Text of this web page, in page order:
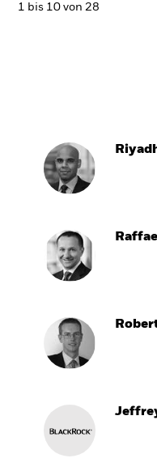
1 bis 10 von 28